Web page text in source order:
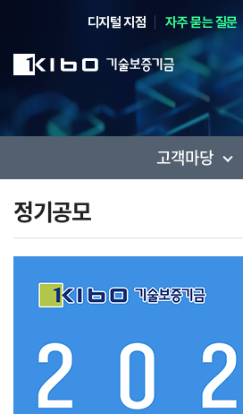
디지털 지점 자주 묻는 질문
사
고객마당
정기공모